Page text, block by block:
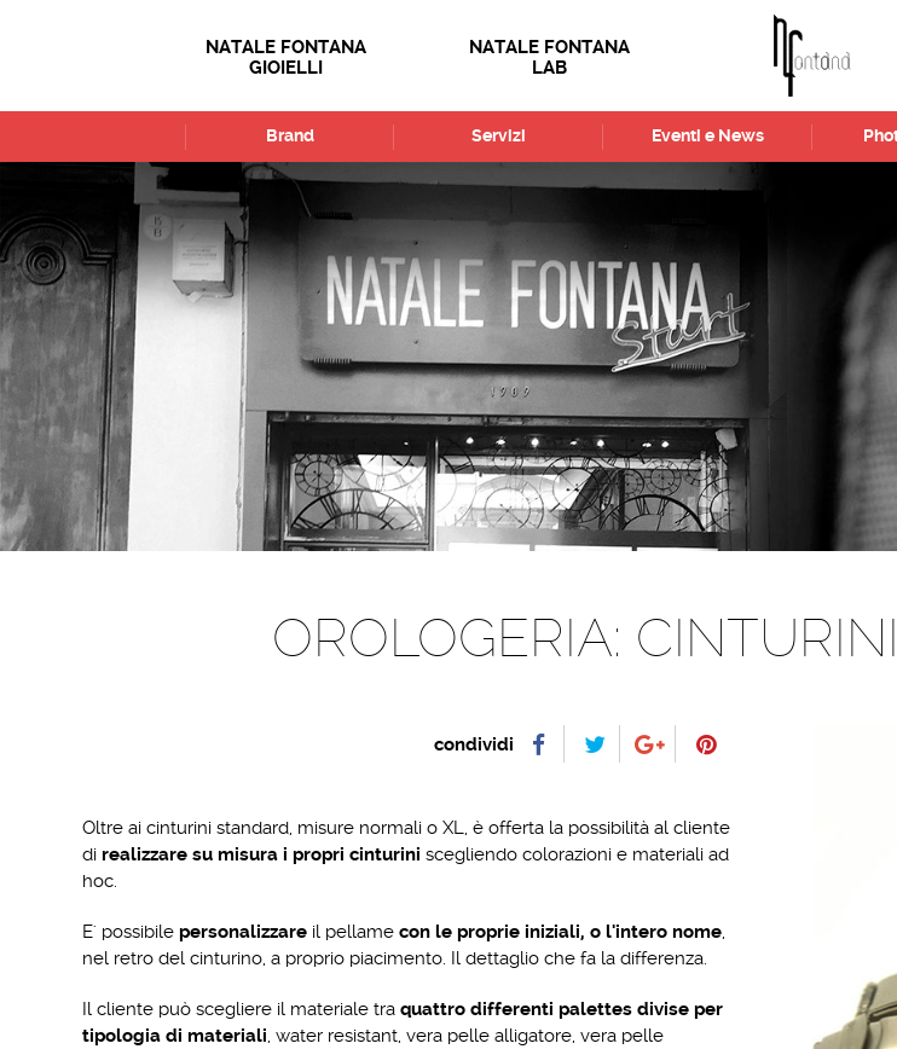
NATALE FONTANA
GIOIELLI
NATALE FONTANA
LAB
Brand Servizi Eventi e News
OROLOGERIA:
condividi
Oltre ai cinturini standard, misure normali o XL, è offerta la possibilità al cliente
di realizzare su misura i propri cinturini scegliendo colorazioni e materiali ad
hoc.
E' possibile personalizzare il pellame con le proprie iniziali, o l'intero nome,
nel retro del cinturino, a proprio piacimento. Il dettaglio che fa la differenza.
Il cliente può scegliere il materiale tra quattro differenti palettes divise per
tipologia di materiali, water resistant, vera pelle alligatore, vera pelle